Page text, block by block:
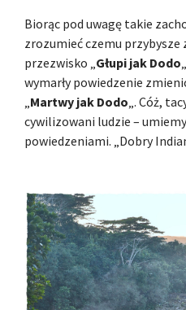
Biorąc pod uwagę takie
zrozumieć czemu
przezwisko „Głupi jak Dodo
wymarły powiedzenie
„Martwy jak Dodo„. Cóż,
cywilizowani ludzie –
powiedzeniami. „Dobry